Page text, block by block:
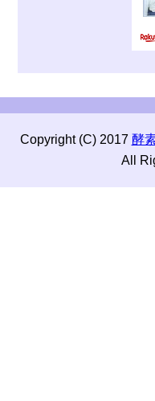
Copyright (C) 2017 酵
All